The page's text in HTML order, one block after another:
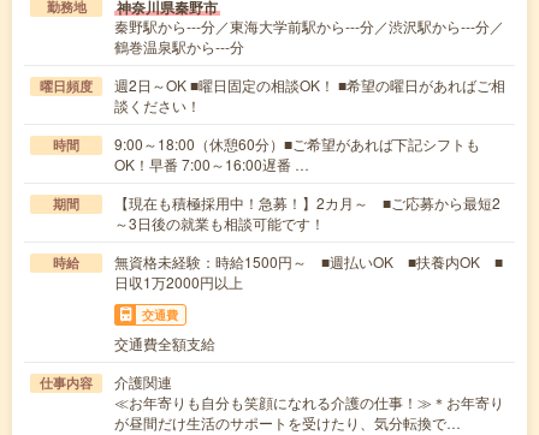
勤務地 神奈川県秦野市
秦野駅から---分／東海大学前駅から---分／渋沢駅から---分／
鶴巻温泉駅から---分
曜日頻度
週2日～OK ■曜日固定の相談OK！ ■希望の曜日があればご相
談ください！
時間
9:00～18:00（休憩60分）■ご希望があれば下記シフトも
OK！早番 7:00～16:00遅番 …
期間
【現在も積極採用中！急募！】2カ月～ ■ご応募から最短2
～3日後の就業も相談可能です！
時給
無資格未経験：時給1500円～ ■週払いOK ■扶養内OK ■
日収1万2000円以上
交通費
交通費全額支給
仕事内容
介護関連
≪お年寄りも自分も笑顔になれる介護の仕事！≫＊お年寄り
が昼間だけ生活のサポートを受けたり、気分転換で…